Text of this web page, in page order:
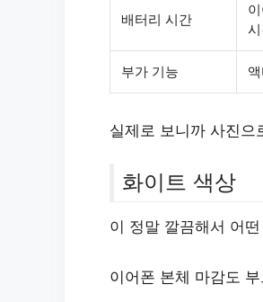
배터리 시간
부가 기능
실제로 보니까 사진으
화이트 색상
이 정말 깔끔해서 어
이어폰 본체 마감도